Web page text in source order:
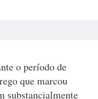
o período de
que marcou
substancialmente